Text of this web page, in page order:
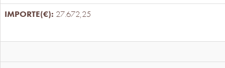
27.672,25